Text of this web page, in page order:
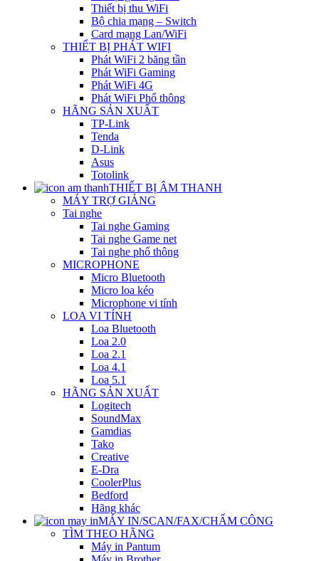
Thiết bị thu WiFi
Bộ chia mạng – Switch
Card mạng Lan/WiFi
THIẾT BỊ PHÁT WIFI
Phát WiFi 2 băng tần
Phát WiFi Gaming
Phát WiFi 4G
Phát WiFi Phổ thông
HÃNG SẢN XUẤT
TP-Link
Tenda
D-Link
Asus
Totolink
THIẾT BỊ ÂM THANH
MÁY TRỢ GIẢNG
Tai nghe
Tai nghe Gaming
Tai nghe Game net
Tai nghe phổ thông
MICROPHONE
Micro Bluetooth
Micro loa kéo
Microphone vi tính
LOA VI TÍNH
Loa Bluetooth
Loa 2.0
Loa 2.1
Loa 4.1
Loa 5.1
HÃNG SẢN XUẤT
Logitech
SoundMax
Gamdias
Tako
Creative
E-Dra
CoolerPlus
Bedford
Hãng khác
MÁY IN/SCAN/FAX/CHẤM CÔNG
TÌM THEO HÃNG
Máy in Pantum